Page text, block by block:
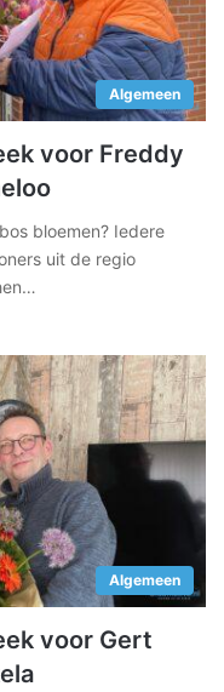
Algemeen
voor Freddy
bloemen? Iedere
uit de regio
Algemeen
voor Gert